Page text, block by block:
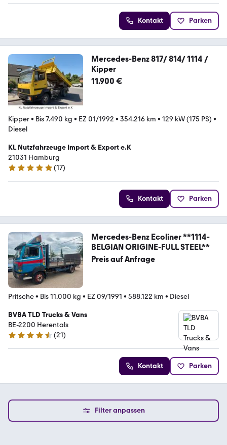
Kontakt Parken
Mercedes-Benz 817/ 814/ 1114 /
Kipper
11.900 €
Kipper• Bis 7.490 kg • EZ 01/1992 • 354.216 km • 129 kW (175 PS) •
Diesel
KL Nutzfahrzeuge Import & Export e.K
21031 Hamburg
5 Sterne
(17)
Kontakt Parken
Mercedes-Benz Ecoliner **1114-
BELGIAN ORIGINE-FULL STEEL**
Preis auf Anfrage
Pritsche• Bis 11.000 kg • EZ 09/1991 • 588.122 km • Diesel
BVBA TLD Trucks & Vans
BE-2200 Herentals
4.5 Sterne
(21)
Kontakt Parken
Filter anpassen